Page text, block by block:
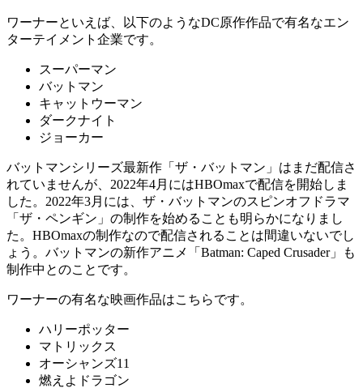
ワーナーといえば、以下のようなDC原作作品で有名なエン
ターテイメント企業です。
スーパーマン
バットマン
キャットウーマン
ダークナイト
ジョーカー
バットマンシリーズ最新作「ザ・バットマン」はまだ配信さ
れていませんが、2022年4月にはHBOmaxで配信を開始しま
した。2022年3月には、ザ・バットマンのスピンオフドラマ
「ザ・ペンギン」の制作を始めることも明らかになりまし
た。HBOmaxの制作なので配信されることは間違いないでし
ょう。バットマンの新作アニメ「Batman: Caped Crusader」も
制作中とのことです。
ワーナーの有名な映画作品はこちらです。
ハリーポッター
マトリックス
オーシャンズ11
燃えよドラゴン